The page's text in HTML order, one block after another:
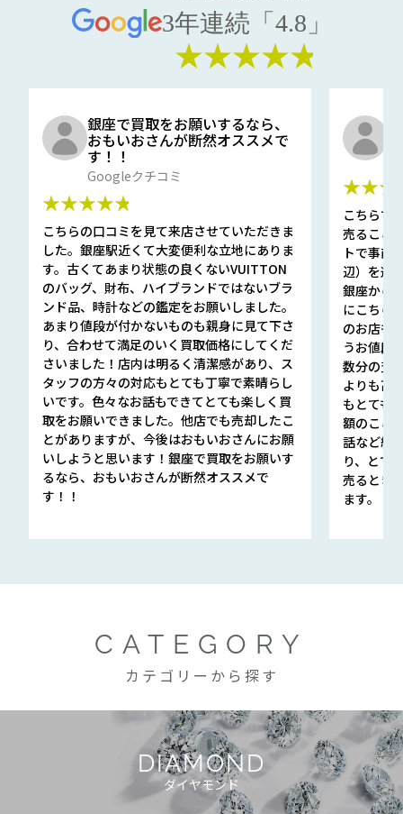
3年連続「4.8」
★★★★★
銀座で買取をお願いするなら、
おもいおさんが断然オススメで
す！！
Googleクチコミ
★★★★★
こちらの口コミを見て来店させていただきま
した。銀座駅近くて大変便利な立地にありま
す。古くてあまり状態の良くないVUITTON
のバッグ、財布、ハイブランドではないブラ
ンド品、時計などの鑑定をお願いしました。
あまり値段が付かないものも親身に見て下さ
り、合わせて満足のいく買取価格にしてくだ
さいました！店内は明るく清潔感があり、ス
タッフの方々の対応もとても丁寧で素晴らし
いです。色々なお話もできてとても楽しく買
取をお願いできました。他店でも売却したこ
とがありますが、今後はおもいおさんにお願
いしようと思います！銀座で買取をお願いす
るなら、おもいおさんが断然オススメで
す！！
こちらで
売ること
トで事前
辺）を選
銀座から
にこちら
のお店も
うお値段
数分の査
よりも高
もとても
額のこと
話など細
り、とて
売るとき
ます。
CATEGORY
カテゴリーから探す
DIAMOND
ダイヤモンド